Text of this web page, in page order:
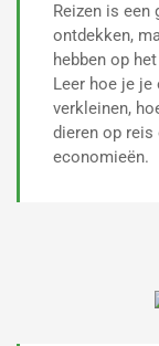
Reizen is een
ontdekken,
hebben op
Leer hoe je
verkleinen,
dieren op reis
economieën.